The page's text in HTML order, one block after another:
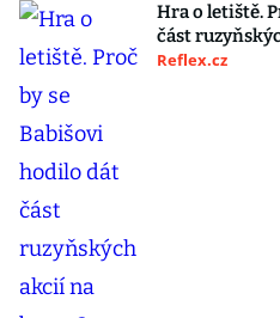
Hra o letiště.
část
Reflex.cz